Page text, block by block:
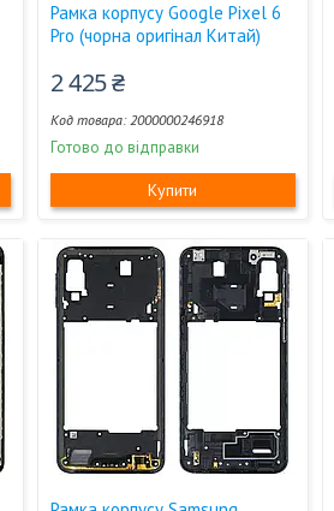
Рамка корпусу Google Pixel 6
Pro (чорна оригінал Китай)
2 425 ₴
2000000246918
Готово до відправки
Купити